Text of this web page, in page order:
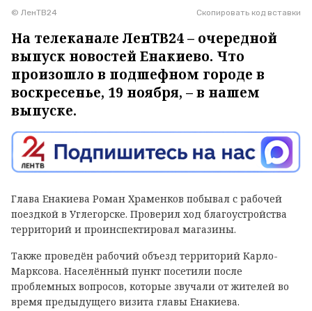
Скопировать код вставки
© ЛенТВ24
На телеканале ЛенТВ24 – очередной
выпуск новостей Енакиево. Что
произошло в подшефном городе в
воскресенье, 19 ноября, – в нашем
выпуске.
Глава Енакиева Роман Храменков побывал с рабочей
поездкой в Углегорске. Проверил ход благоустройства
территорий и проинспектировал магазины.
Также проведён рабочий объезд территорий Карло-
Марксова. Населённый пункт посетили после
проблемных вопросов, которые звучали от жителей во
время предыдущего визита главы Енакиева.